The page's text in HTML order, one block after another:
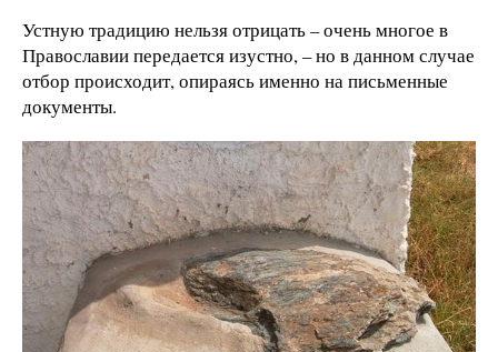
Устную традицию нельзя отрицать – очень многое в
Православии передается изустно, – но в данном случае
отбор происходит, опираясь именно на письменные
документы.